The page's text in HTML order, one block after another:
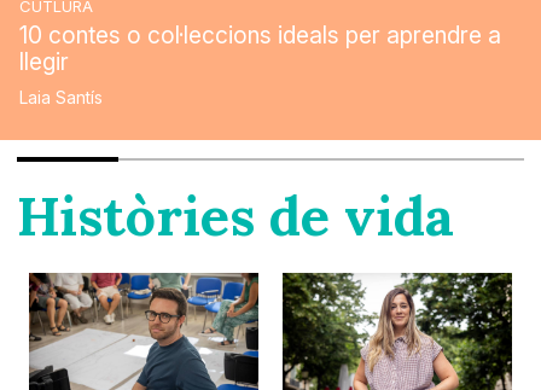
CUTLURA
10 contes o col·leccions ideals per aprendre a
llegir
Laia Santís
Històries de vida